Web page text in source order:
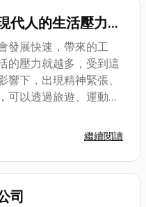
代人的生活壓力
是重點
發展快速，帶來的工
的壓力就越多，受到這
響下，出現精神緊張、
可以透過旅遊、運動、
麼多，本文會簡單讓你認
希望看完本文分享的人
繼續閱讀
司